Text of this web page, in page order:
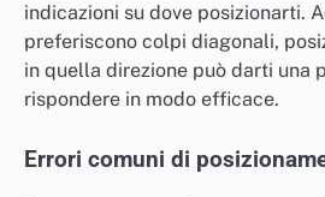
indicazioni su dove posizionarti.
preferiscono colpi diagonali,
in quella direzione può darti una
rispondere in modo efficace.
Errori comuni di